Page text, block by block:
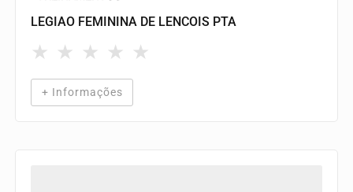
LEGIAO FEMININA DE LENCOIS PTA
★ ★ ★ ★ ★
+ Informações